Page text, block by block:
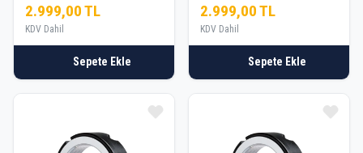
2.999,00 TL
KDV Dahil
Sepete Ekle
2.999,00 TL
KDV Dahil
Sepete Ekle